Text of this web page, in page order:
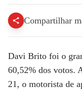
Compartilhar
Davi Brito foi o
60,52% dos votos.
21, o motorista de